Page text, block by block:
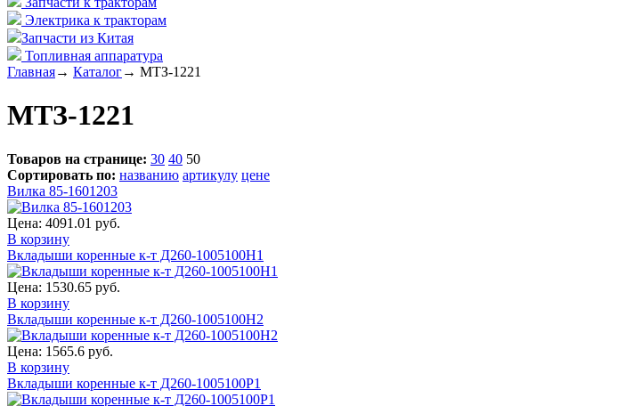
Электрика к тракторам
Запчасти из Китая
Топливная аппаратура
Главная→ Каталог→ МТЗ-1221
МТЗ-1221
Товаров на странице: 30 40 50
Сортировать по: названию артикулу цене
Вилка 85-1601203
Цена: 4091.01 руб.
В корзину
Вкладыши коренныe к-т Д260-1005100Н1
Цена: 1530.65 руб.
В корзину
Вкладыши коренные к-т Д260-1005100Н2
Цена: 1565.6 руб.
В корзину
Вкладыши коренные к-т Д260-1005100Р1